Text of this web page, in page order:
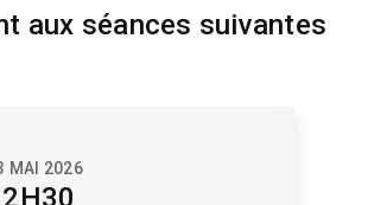
aux séances suivantes
MAI 2026